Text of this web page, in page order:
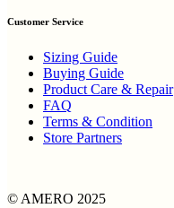
Customer Service
Sizing Guide
Buying Guide
Product Care & Repair
FAQ
Terms & Condition
Store Partners
© AMERO 2025